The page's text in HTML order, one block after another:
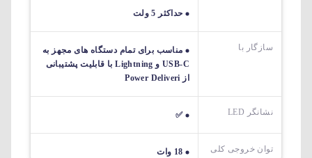
حداکثر 5 ولت
سازگار با
مناسب برای تمام دستگاه های مجهز به
USB-C و Lightning با قابلیت پشتیبانی
از Power Deliveri
نشانگر LED ✅
توان خروجی کلی 18 وات